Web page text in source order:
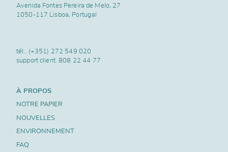
Avenida Fontes Pereira de Melo, 27
1050-117 Lisboa, Portugal
tél.. (+351) 272 549 020
support client.808 22 44 77
À PROPOS
NOTRE PAPIER
NOUVELLES
ENVIRONNEMENT
FAQ